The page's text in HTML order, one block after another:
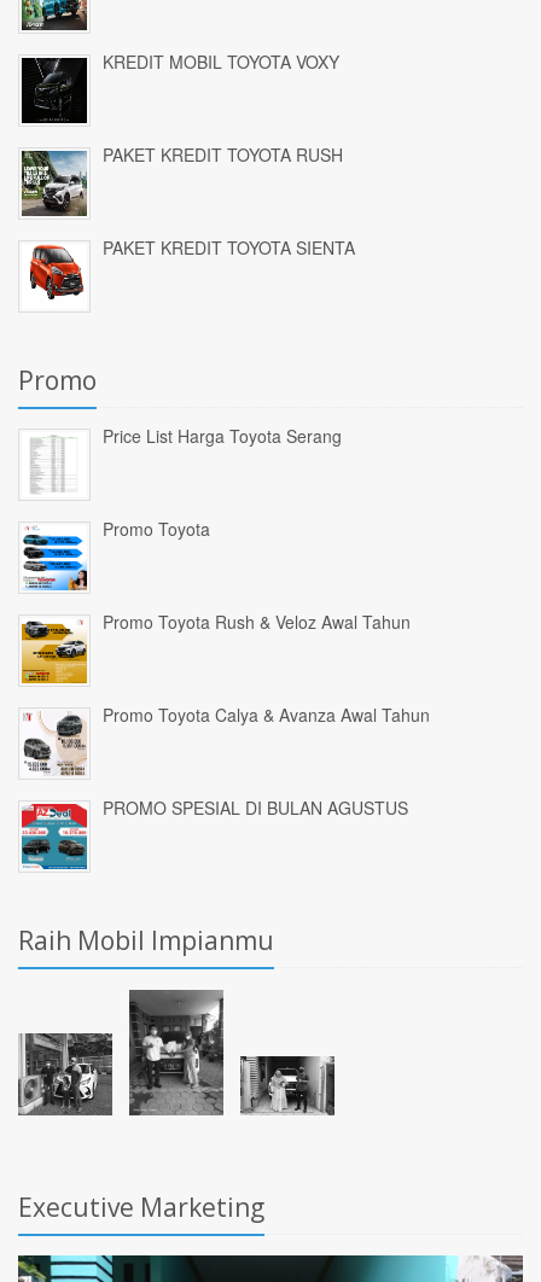
KREDIT MOBIL TOYOTA VOXY
PAKET KREDIT TOYOTA RUSH
PAKET KREDIT TOYOTA SIENTA
Promo
Price List Harga Toyota Serang
Promo Toyota
Promo Toyota Rush & Veloz Awal Tahun
Promo Toyota Calya & Avanza Awal Tahun
PROMO SPESIAL DI BULAN AGUSTUS
Raih Mobil Impianmu
Executive Marketing